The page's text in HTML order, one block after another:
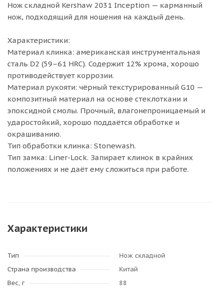
Нож складной Kershaw 2031 Inception — карманный
нож, подходящий для ношения на каждый день.
Характеристики:
Материал клинка: американская инструментальная
сталь D2 (59–61 HRC). Содержит 12% хрома, хорошо
противодействует коррозии.
Материал рукояти: чёрный текстурированный G10 —
композитный материал на основе стеклоткани и
эпоксидной смолы. Прочный, влагонепроницаемый и
ударостойкий, хорошо поддаётся обработке и
окрашиванию.
Тип обработки клинка: Stonewash.
Тип замка: Liner-Lock. Запирает клинок в крайних
положениях и не даёт ему сложиться при работе.
Характеристики
Тип
Нож складной
Страна производства
Китай
Вес, г
88